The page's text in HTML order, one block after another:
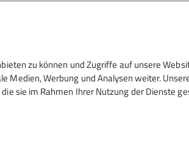
zu können und Zugriffe auf unsere
Werbung und Analysen weiter.
sie im Rahmen Ihrer Nutzung der Dienste